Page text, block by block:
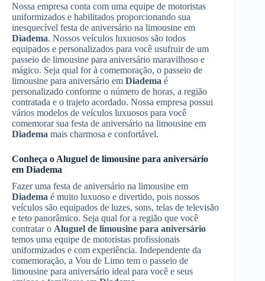
Nossa empresa conta com uma equipe de motoristas
uniformizados e habilitados proporcionando sua
inesquecível festa de aniversário na limousine em
Diadema. Nossos veículos luxuosos são todos
equipados e personalizados para você usufruir de um
passeio de limousine para aniversário maravilhoso e
mágico. Seja qual for à comemoração, o passeio de
limousine para aniversário em Diadema é
personalizado conforme o número de horas, a região
contratada e o trajeto acordado. Nossa empresa possui
vários modelos de veículos luxuosos para você
comemorar sua festa de aniversário na limousine em
Diadema mais charmosa e confortável.
Conheça o Aluguel de limousine para aniversário
em Diadema
Fazer uma festa de aniversário na limousine em
Diadema é muito luxuoso e divertido, pois nossos
veículos são equipados de luzes, sons, telas de televisão
e teto panorâmico. Seja qual for a região que você
contratar o Aluguel de limousine para aniversário
temos uma equipe de motoristas profissionais
uniformizados e com experiência. Independente da
comemoração, a Vou de Limo tem o passeio de
limousine para aniversário ideal para você e seus